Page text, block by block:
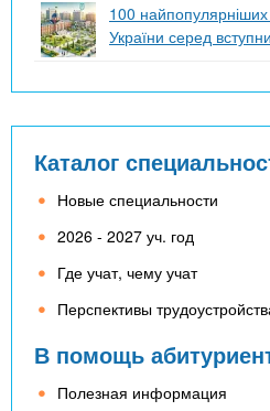
100 найпопулярніших
України серед
Каталог
Новые специальности
2026 - 2027 уч. год
Где учат, чему учат
Перспективы
В помощь
Полезная информация